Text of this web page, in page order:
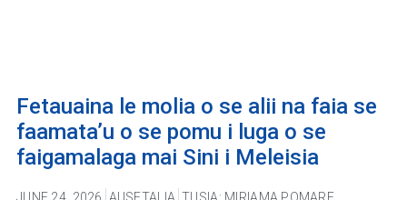
Fetauaina le molia o se alii na faia se
faamata’u o se pomu i luga o se
faigamalaga mai Sini i Meleisia
JUNE 24, 2026 AUSETALIA TUSIA: MIRIAMA POMARE